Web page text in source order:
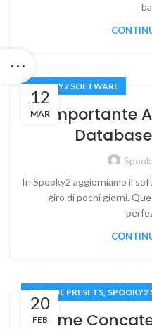
12
MAR
SPOOKY2 SOFTWARE
Un Importante
In Spooky2 aggiorniamo il
giro di pochi giorni.
20
FEB
PEPTIDE PRESETS, SPOOKY2
Come